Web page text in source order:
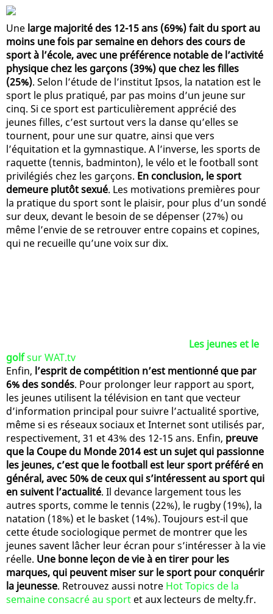
Une large majorité des 12-15 ans (69%) fait du sport au
moins une fois par semaine en dehors des cours de
sport à l’école, avec une préférence notable de l’activité
physique chez les garçons (39%) que chez les filles
(25%). Selon l’étude de l’institut Ipsos, la natation est le
sport le plus pratiqué, par pas moins d’un jeune sur
cinq. Si ce sport est particulièrement apprécié des
jeunes filles, c’est surtout vers la danse qu’elles se
tournent, pour une sur quatre, ainsi que vers
l’équitation et la gymnastique. A l’inverse, les sports de
raquette (tennis, badminton), le vélo et le football sont
privilégiés chez les garçons. En conclusion, le sport
demeure plutôt sexué. Les motivations premières pour
la pratique du sport sont le plaisir, pour plus d’un sondé
sur deux, devant le besoin de se dépenser (27%) ou
même l’envie de se retrouver entre copains et copines,
qui ne recueille qu’une voix sur dix.
Les jeunes et le
golfsur WAT.tv
Enfin, l’esprit de compétition n’est mentionné que par
6% des sondés. Pour prolonger leur rapport au sport,
les jeunes utilisent la télévision en tant que vecteur
d’information principal pour suivre l’actualité sportive,
même si es réseaux sociaux et Internet sont utilisés par,
respectivement, 31 et 43% des 12-15 ans. Enfin, preuve
que la Coupe du Monde 2014 est un sujet qui passionne
les jeunes, c’est que le football est leur sport préféré en
général, avec 50% de ceux qui s’intéressent au sport qui
en suivent l’actualité. Il devance largement tous les
autres sports, comme le tennis (22%), le rugby (19%), la
natation (18%) et le basket (14%). Toujours est-il que
cette étude sociologique permet de montrer que les
jeunes savent lâcher leur écran pour s’intéresser à la vie
réelle. Une bonne leçon de vie à en tirer pour les
marques, qui peuvent miser sur le sport pour conquérir
la jeunesse. Retrouvez aussi notre Hot Topics de la
semaine consacré au sport et aux lecteurs de melty.fr.